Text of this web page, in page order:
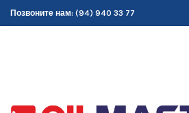
Позвоните нам: (94) 940 33 77